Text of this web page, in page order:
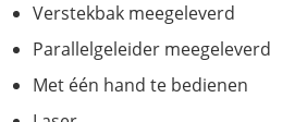
Verstekbak meegeleverd
Parallelgeleider meegeleverd
Met één hand te bedienen